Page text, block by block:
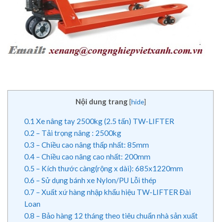
Nội dung trang [hide]
0.1 Xe nâng tay 2500kg (2.5 tấn) TW-LIFTER
0.2 – Tải trọng nâng : 2500kg
0.3 – Chiều cao nâng thấp nhất: 85mm
0.4– Chiều cao nâng cao nhất: 200mm
0.5 – Kích thước càng(rộng x dài): 685x1220mm
0.6 – Sử dụng bánh xe Nylon/PU Lỗi thép
0.7 – Xuất xứ hàng nhập khẩu hiệu TW-LIFTER Đài
Loan
0.8 – Bảo hàng 12 tháng theo tiêu chuẩn nhà sản xuất